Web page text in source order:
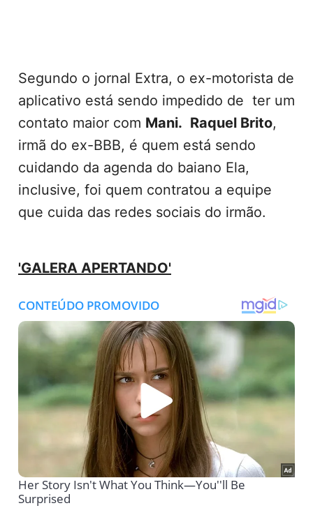
Segundo o jornal Extra, o ex-motorista de
aplicativo está sendo impedido de ter um
contato maior com Mani. Raquel Brito,
irmã do ex-BBB, é quem está sendo
cuidando da agenda do baiano Ela,
inclusive, foi quem contratou a equipe
que cuida das redes sociais do irmão.
'GALERA APERTANDO'